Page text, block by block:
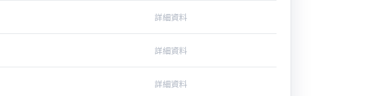
詳細資料
詳細資料
詳細資料